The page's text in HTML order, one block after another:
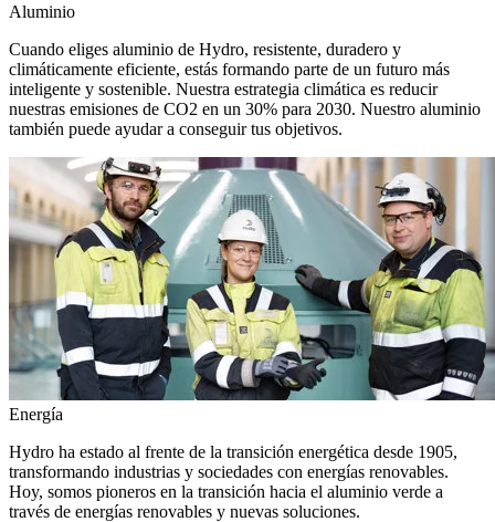
Aluminio
Cuando eliges aluminio de Hydro, resistente, duradero y
climáticamente eficiente, estás formando parte de un futuro más
inteligente y sostenible. Nuestra estrategia climática es reducir
nuestras emisiones de CO2 en un 30% para 2030. Nuestro aluminio
también puede ayudar a conseguir tus objetivos.
Energía
Hydro ha estado al frente de la transición energética desde 1905,
transformando industrias y sociedades con energías renovables.
Hoy, somos pioneros en la transición hacia el aluminio verde a
través de energías renovables y nuevas soluciones.